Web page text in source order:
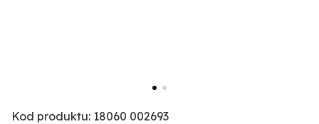
Kod produktu: 18060 002693